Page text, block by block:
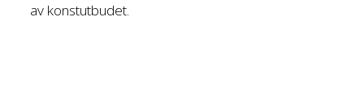
av konstutbudet.